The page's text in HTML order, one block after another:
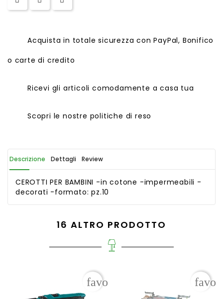
Acquista in totale sicurezza con PayPal, Bonifico
o carte di credito
Ricevi gli articoli comodamente a casa tua
Scopri le nostre politiche di reso
Descrizione Dettagli Review
CEROTTI PER BAMBINI -in cotone -impermeabili -
decorati -formato: pz.10
16 ALTRO PRODOTTO
favorite_border